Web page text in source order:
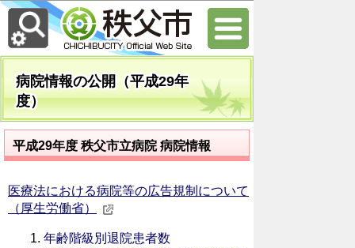
病院情報の公開（平成29年
度）
平成29年度 秩父市立病院 病院情報
医療法における病院等の広告規制について
（厚生労働省）
年齢階級別退院患者数